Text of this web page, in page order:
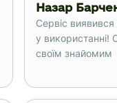
Назар
Сервіс
у використанні!
своїм знайомим